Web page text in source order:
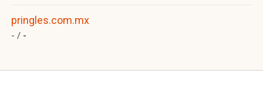
pringles.com.mx
- / -